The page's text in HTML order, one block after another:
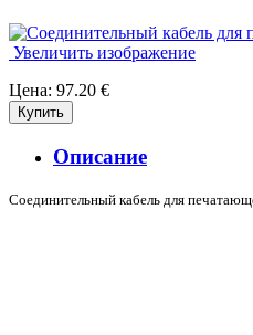
Увеличить изображение
Цена: 97.20 €
Описание
Соединительный кабель для